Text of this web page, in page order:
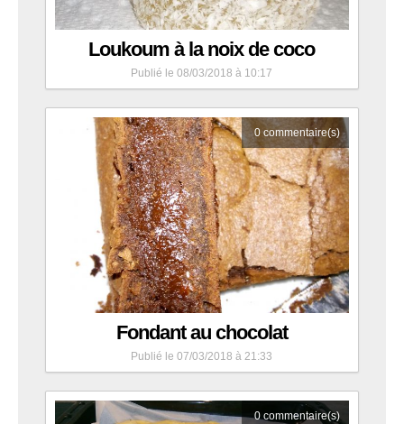
Loukoum à la noix de coco
Publié le 08/03/2018 à 10:17
0commentaire(s)
Fondant au chocolat
Publié le 07/03/2018 à 21:33
0 commentaire(s)